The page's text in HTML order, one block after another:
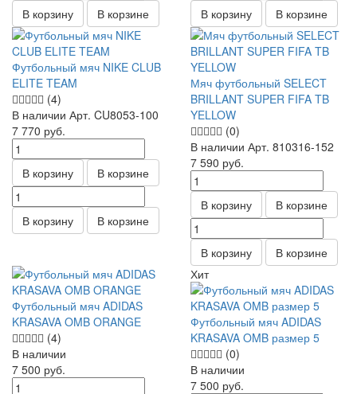
В корзину В корзине В корзину В корзине
Футбольный мяч NIKE CLUB
ELITE TEAM
(4)
В наличии Арт. CU8053-100
7 770 руб.
В корзину В корзине
В корзину В корзине
Мяч футбольный SELECT
BRILLANT SUPER FIFA TB
YELLOW
(0)
В наличии Арт. 810316-152
7 590 руб.
В корзину В корзине
В корзину В корзине
Футбольный мяч ADIDAS
KRASAVA OMB ORANGE
(4)
В наличии
7 500 руб.
Хит
Футбольный мяч ADIDAS
KRASAVA OMB размер 5
(0)
В наличии
7 500 руб.